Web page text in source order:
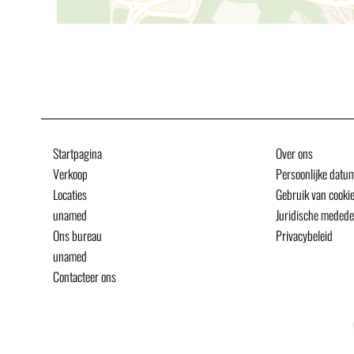
Startpagina
Verkoop
Locaties
unamed
Ons bureau
unamed
Contacteer ons
Over ons
Persoonlijke
Gebruik van
Juridische
Privacybeleid